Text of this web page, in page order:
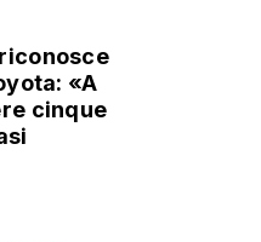
«A
cinque